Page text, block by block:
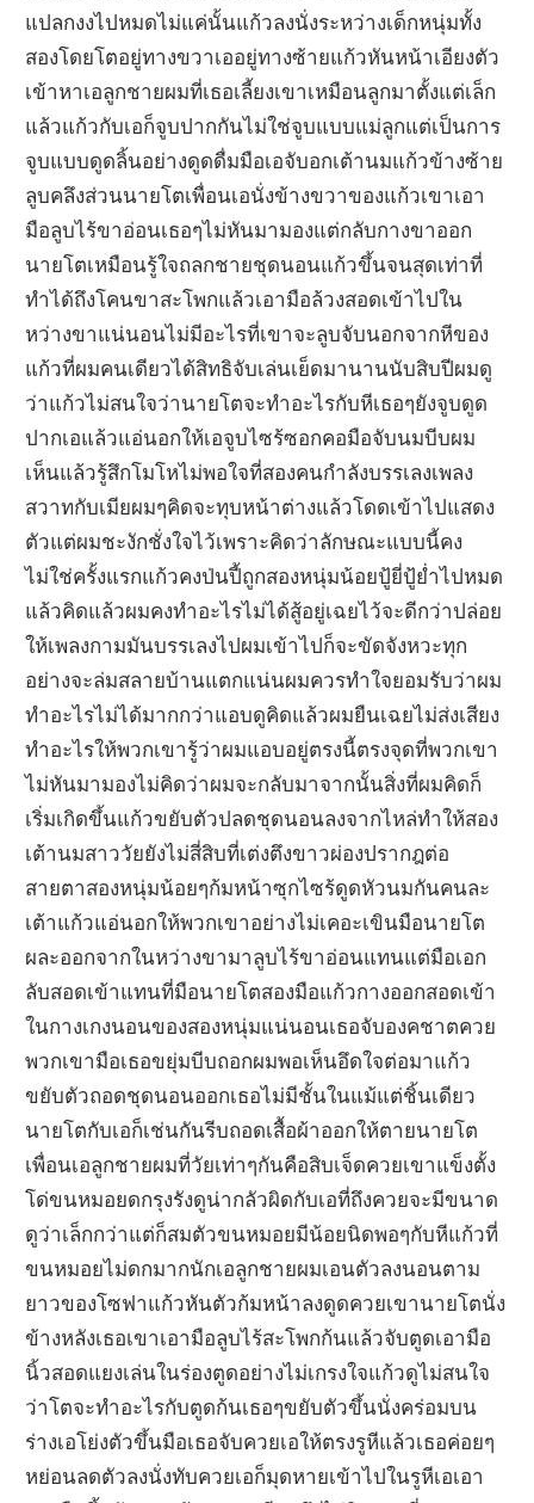
แปลกงงไปหมดไม่แค่นั้นแก้วลงนั่งระหว่างเด็กหนุ่มทั้ง
สองโดยโตอยู่ทางขวาเออยู่ทางซ้ายแก้วหันหน้าเอียงตัว
เข้าหาเอลูกชายผมที่เธอเลี้ยงเขาเหมือนลูกมาตั้งแต่เล็ก
แล้วแก้วกับเอก็จูบปากกันไม่ใช่จูบแบบแม่ลูกแต่เป็นการ
จูบแบบดูดลิ้นอย่างดูดดื่มมือเอจับอกเต้านมแก้วข้างซ้าย
ลูบคลึงส่วนนายโตเพื่อนเอนั่งข้างขวาของแก้วเขาเอา
มือลูบไร้ขาอ่อนเธอๆไม่หันมามองแต่กลับกางขาออก
นายโตเหมือนรู้ใจถลกชายชุดนอนแก้วขึ้นจนสุดเท่าที่
ทำได้ถึงโคนขาสะโพกแล้วเอามือล้วงสอดเข้าไปใน
หว่างขาแน่นอนไม่มีอะไรที่เขาจะลูบจับนอกจากหีของ
แก้วที่ผมคนเดียวได้สิทธิจับเล่นเย็ดมานานนับสิบปีผมดู
ว่าแก้วไม่สนใจว่านายโตจะทำอะไรกับหีเธอๆยังจูบดูด
ปากเอแล้วแอ่นอกให้เอจูบไซร้ซอกคอมือจับนมบีบผม
เห็นแล้วรู้สึกโมโหไม่พอใจที่สองคนกำลังบรรเลงเพลง
สวาทกับเมียผมๆคิดจะทุบหน้าต่างแล้วโดดเข้าไปแสดง
ตัวแต่ผมชะงักชั่งใจไว้เพราะคิดว่าลักษณะแบบนี้คง
ไม่ใช่ครั้งแรกแก้วคงป่นปี้ถูกสองหนุ่มน้อยปู้ยี่ปู้ย่ำไปหมด
แล้วคิดแล้วผมคงทำอะไรไม่ได้สู้อยู่เฉยไว้จะดีกว่าปล่อย
ให้เพลงกามมันบรรเลงไปผมเข้าไปก็จะขัดจังหวะทุก
อย่างจะล่มสลายบ้านแตกแน่นผมควรทำใจยอมรับว่าผม
ทำอะไรไม่ได้มากกว่าแอบดูคิดแล้วผมยืนเฉยไม่ส่งเสียง
ทำอะไรให้พวกเขารู้ว่าผมแอบอยู่ตรงนี้ตรงจุดที่พวกเขา
ไม่หันมามองไม่คิดว่าผมจะกลับมาจากนั้นสิ่งที่ผมคิดก็
เริ่มเกิดขึ้นแก้วขยับตัวปลดชุดนอนลงจากไหล่ทำให้สอง
เต้านมสาววัยยังไม่สี่สิบที่เต่งตึงขาวผ่องปรากฎต่อ
สายตาสองหนุ่มน้อยๆก้มหน้าซุกไซร้ดูดหัวนมกันคนละ
เต้าแก้วแอ่นอกให้พวกเขาอย่างไม่เคอะเขินมือนายโต
ผละออกจากในหว่างขามาลูบไร้ขาอ่อนแทนแต่มือเอก
ลับสอดเข้าแทนที่มือนายโตสองมือแก้วกางออกสอดเข้า
ในกางเกงนอนของสองหนุ่มแน่นอนเธอจับองคชาตควย
พวกเขามือเธอขยุ่มบีบถอกผมพอเห็นอึดใจต่อมาแก้ว
ขยับตัวถอดชุดนอนออกเธอไม่มีชั้นในแม้แต่ชิ้นเดียว
นายโตกับเอก็เช่นกันรีบถอดเสื้อผ้าออกให้ตายนายโต
เพื่อนเอลูกชายผมที่วัยเท่าๆกันคือสิบเจ็ดควยเขาแข็งตั้ง
โด่ขนหมอยดกรุงรังดูน่ากลัวผิดกับเอที่ถึงควยจะมีขนาด
ดูว่าเล็กกว่าแต่ก็สมตัวขนหมอยมีน้อยนิดพอๆกับหีแก้วที่
ขนหมอยไม่ดกมากนักเอลูกชายผมเอนตัวลงนอนตาม
ยาวของโซฟาแก้วหันตัวก้มหน้าลงดูดควยเขานายโตนั่ง
ข้างหลังเธอเขาเอามือลูบไร้สะโพกก้นแล้วจับตูดเอามือ
นิ้วสอดแยงเล่นในร่องตูดอย่างไม่เกรงใจแก้วดูไม่สนใจ
ว่าโตจะทำอะไรกับตูดก้นเธอๆขยับตัวขึ้นนั่งคร่อมบน
ร่างเอโย่งตัวขึ้นมือเธอจับควยเอให้ตรงรูหีแล้วเธอค่อยๆ
หย่อนลดตัวลงนั่งทับควยเอก็มุดหายเข้าไปในรูหีเอเอา